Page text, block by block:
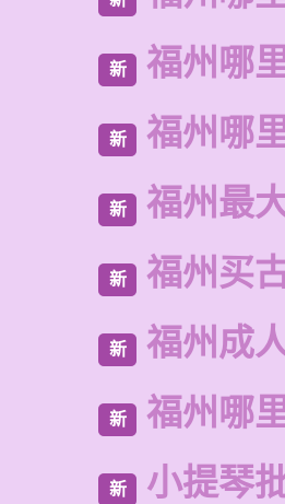
新 福州哪
新 福州哪
新 福州最
新 福州买
新 福州成
新 福州哪
新 小提琴